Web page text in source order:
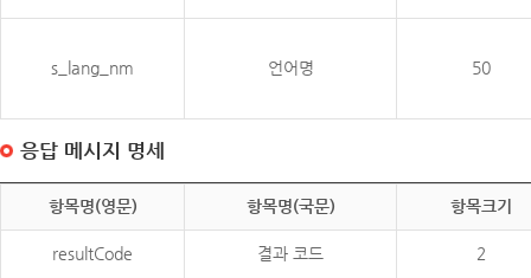
s_lang_nm 언어명 50
응답 메시지 명세
항목명(영문) 항목명(국문) 항목크기
resultCode 결과 코드 2